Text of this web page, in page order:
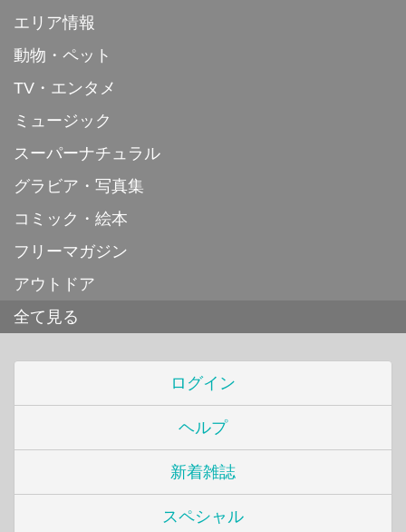
エリア情報
動物・ペット
TV・エンタメ
ミュージック
スーパーナチュラル
グラビア・写真集
コミック・絵本
フリーマガジン
アウトドア
全て見る
ログイン
ヘルプ
新着雑誌
スペシャル